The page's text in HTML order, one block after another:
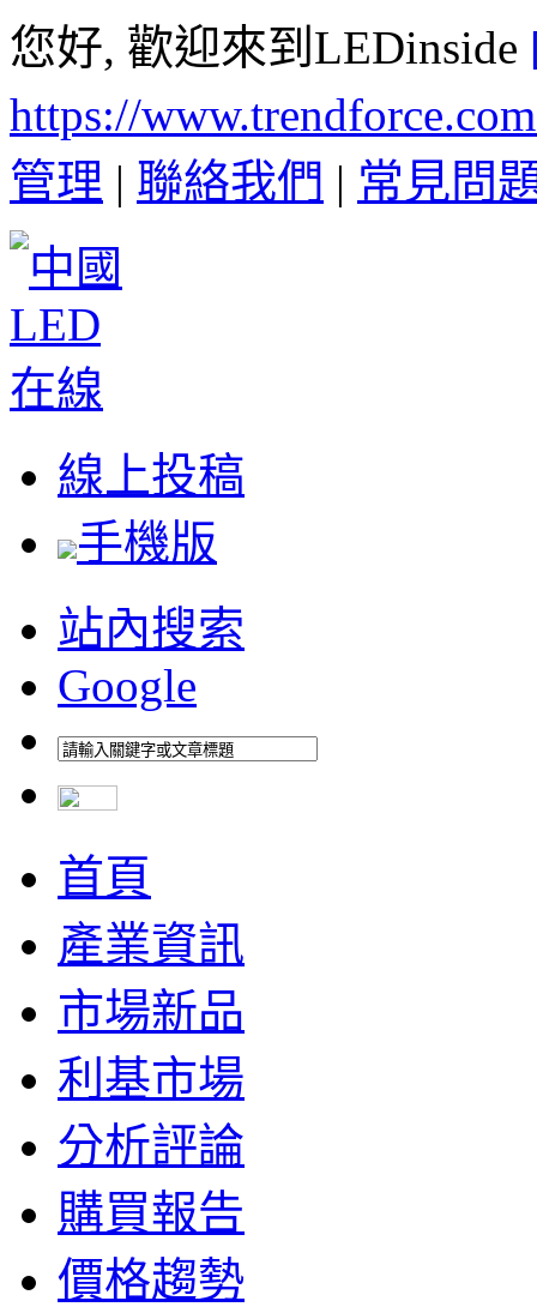
您好, 歡迎來到LEDinside
https://
管理 | 聯絡我們 | 常見問
線上投稿
手機版
站內搜索
Google
首頁
產業資訊
市場新品
利基市場
分析評論
購買報告
價格趨勢